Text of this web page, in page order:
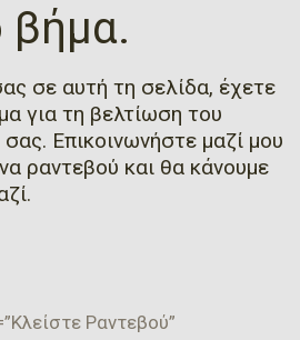
βήμα.
σε αυτή τη σελίδα, έχετε
για τη βελτίωση του
Επικοινωνήστε μαζί μου
ραντεβού και θα κάνουμε
Ραντεβού”